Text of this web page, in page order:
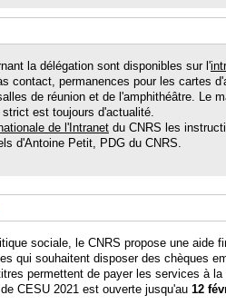
la délégation sont disponibles sur l'
contact, permanences pour les cartes
de réunion et de l'amphithéâtre. Le
est toujours d'actualité.
de l'Intranet du CNRS les
d'Antoine Petit, PDG du CNRS.
sociale, le CNRS propose une aide
qui souhaitent disposer des chèques
permettent de payer les services à la
CESU 2021 est ouverte jusqu'au 12